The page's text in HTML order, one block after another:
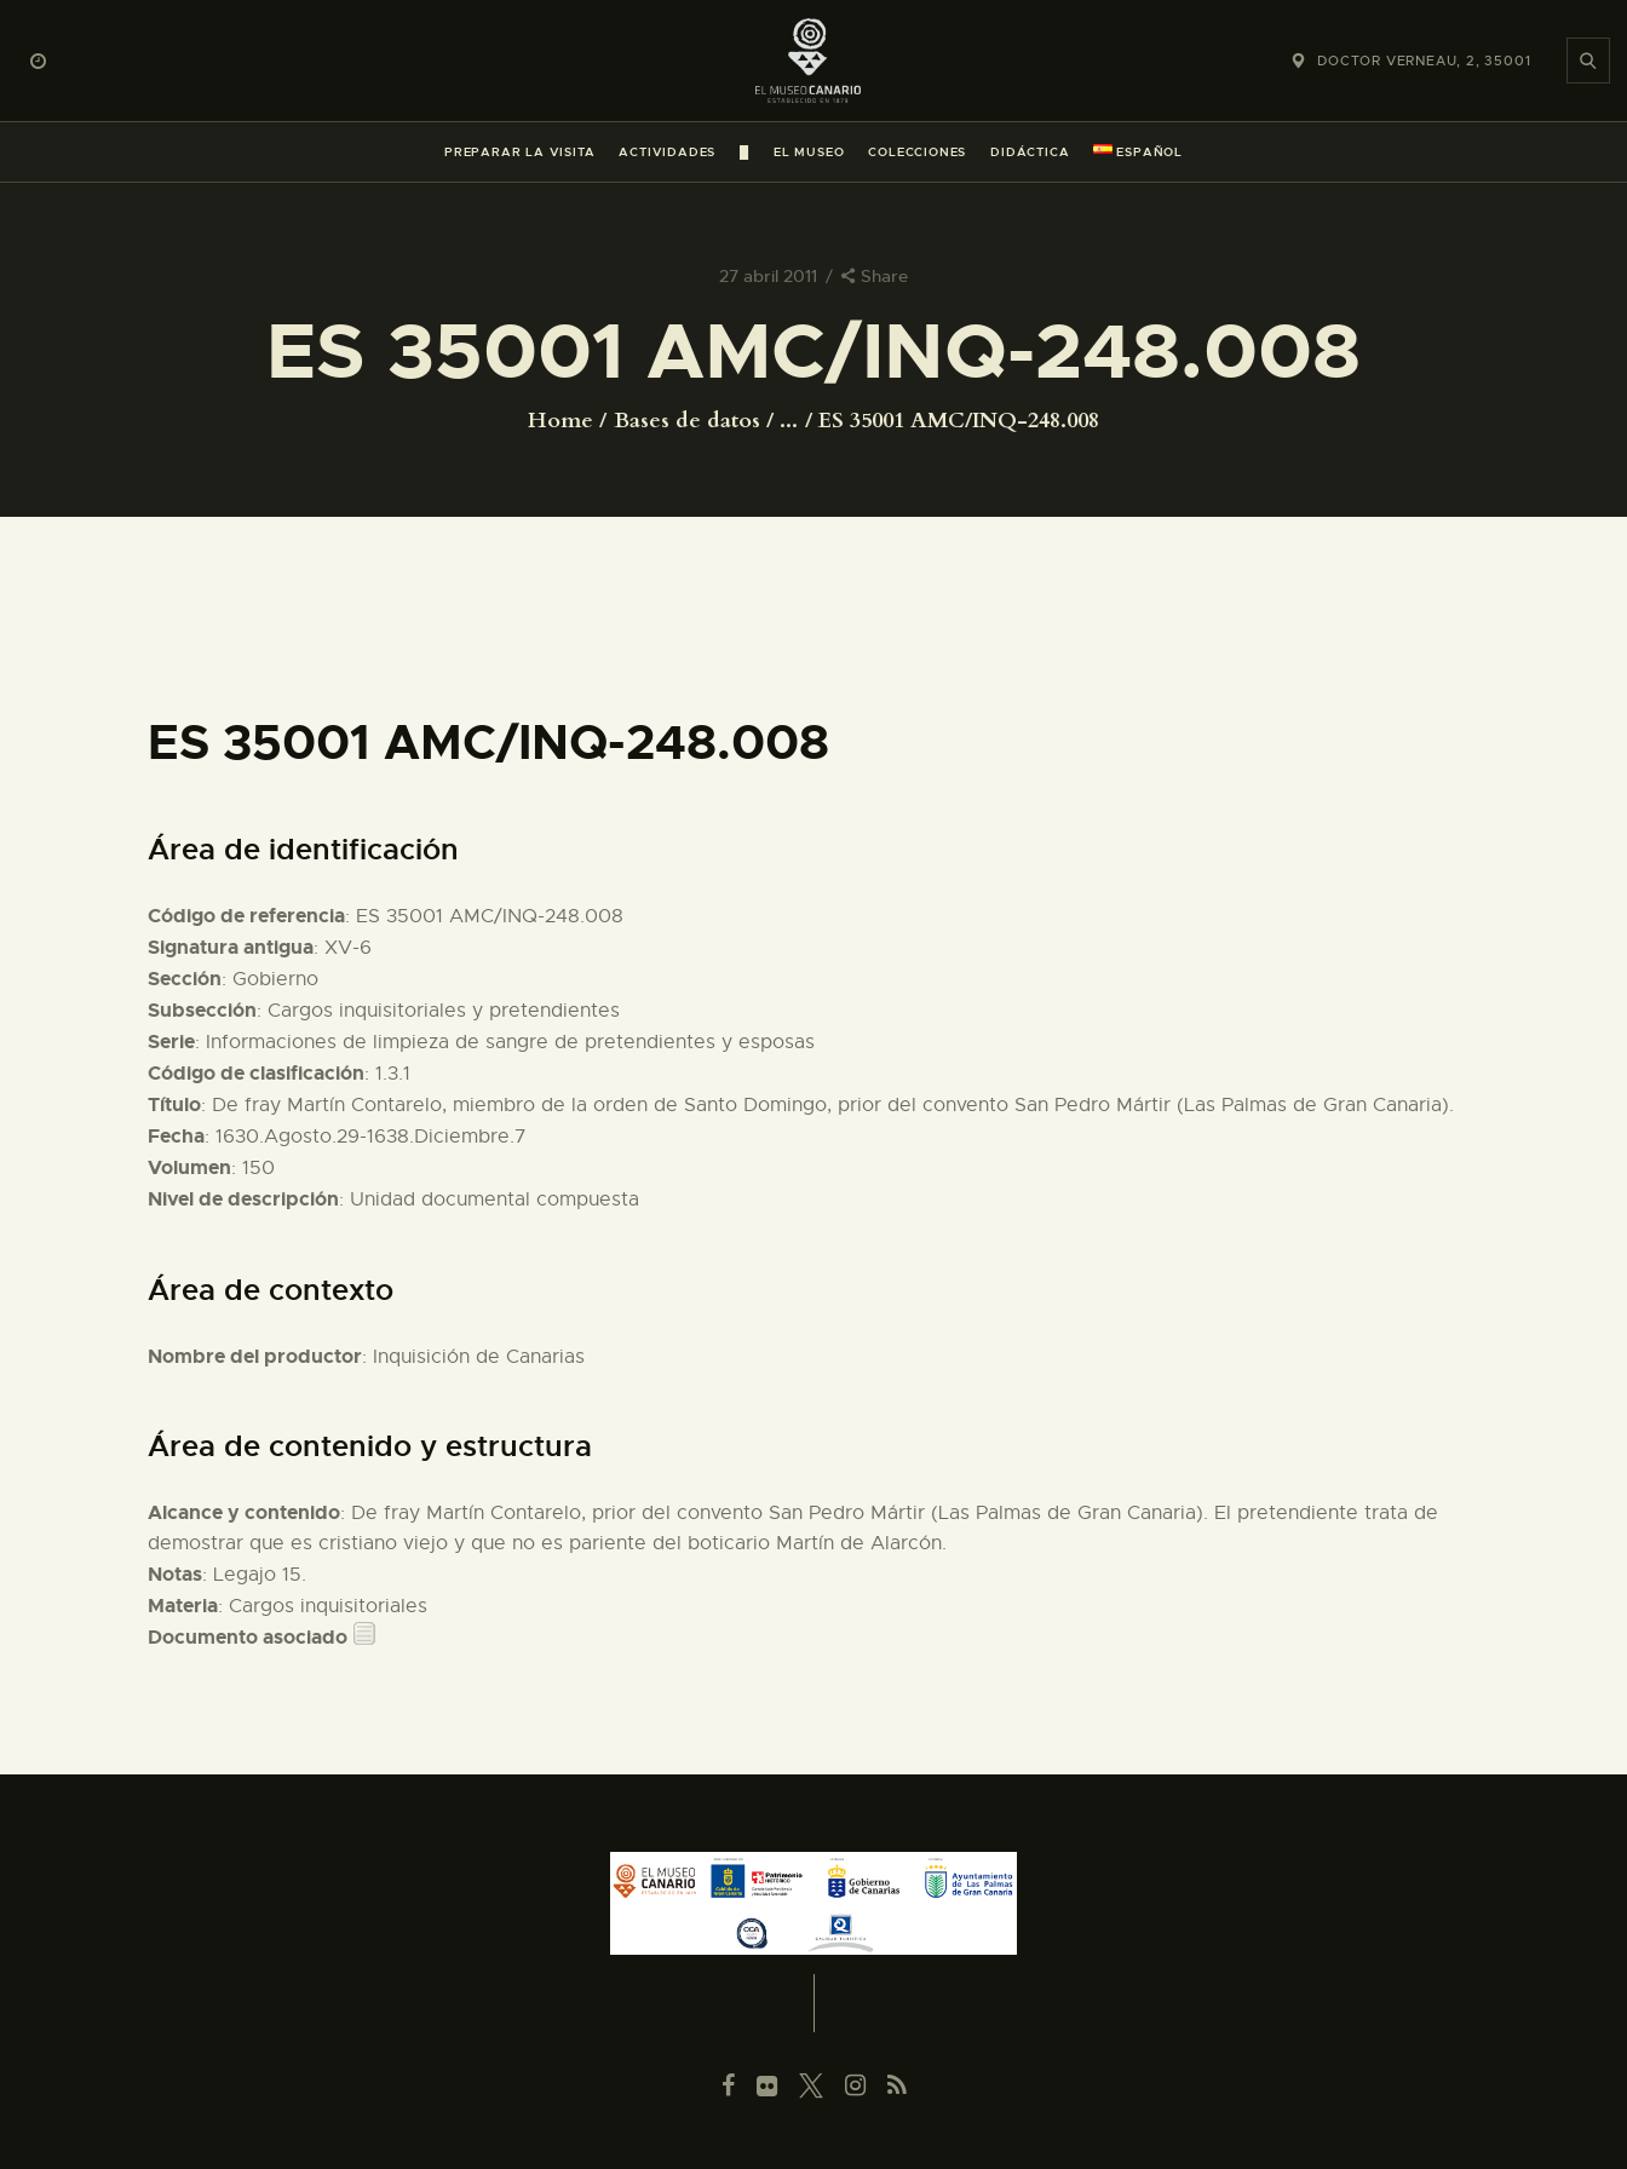
DOCTOR VERNEAU, 2, 35001
PREPARAR LA VISITA ACTIVIDADES EL MUSEO COLECCIONES DIDÁCTICA ESPAÑOL
27 abril 2011 Share
ES 35001 AMC/INQ-248.008
Home Bases de datos ... ES 35001 AMC/INQ-248.008
PREPARAR LA VISITA
ACTIVIDADES
█
COLECCIONES
DIDÁCTICA
█
ESPAÑOL
ES 35001 AMC/INQ-248.008
Área de identificación
Código de referencia: ES 35001 AMC/INQ-248.008
Signatura antigua: XV-6
Sección: Gobierno
Subsección: Cargos inquisitoriales y pretendientes
Serie: Informaciones de limpieza de sangre de pretendientes y esposas
Código de clasificación: 1.3.1
Título: De fray Martín Contarelo, miembro de la orden de Santo Domingo, prior del convento San Pedro Mártir (Las Palmas de Gran Canaria).
Fecha: 1630.Agosto.29-1638.Diciembre.7
Volumen: 150
Nivel de descripción: Unidad documental compuesta
Área de contexto
Nombre del productor: Inquisición de Canarias
Área de contenido y estructura
Alcance y contenido: De fray Martín Contarelo, prior del convento San Pedro Mártir (Las Palmas de Gran Canaria). El pretendiente trata de
demostrar que es cristiano viejo y que no es pariente del boticario Martín de Alarcón.
Notas: Legajo 15.
Materia: Cargos inquisitoriales
Documento asociado